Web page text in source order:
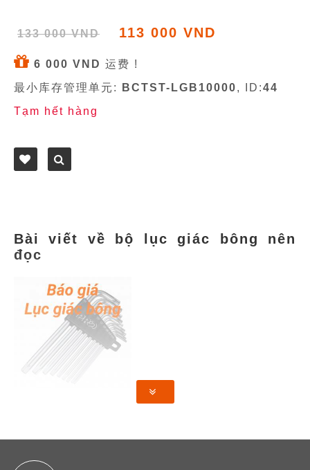
133 000 VND 113 000 VND
6 000 VND 运费 !
最小库存管理单元:
BCTST-LGB10000, ID:44
Tạm hết hàng
Bài viết về bộ lục giác bông nên
đọc